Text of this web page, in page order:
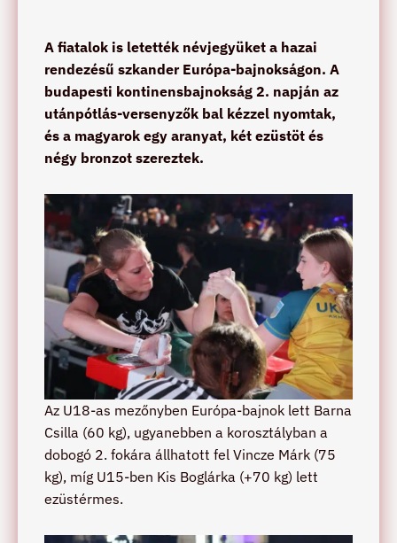
A fiatalok is letették névjegyüket a hazai
rendezésű szkander Európa-bajnokságon. A
budapesti kontinensbajnokság 2. napján az
utánpótlás-versenyzők bal kézzel nyomtak,
és a magyarok egy aranyat, két ezüstöt és
négy bronzot szereztek.
Az U18-as mezőnyben Európa-bajnok lett Barna
Csilla (60 kg), ugyanebben a korosztályban a
dobogó 2. fokára állhatott fel Vincze Márk (75
kg), míg U15-ben Kis Boglárka (+70 kg) lett
ezüstérmes.